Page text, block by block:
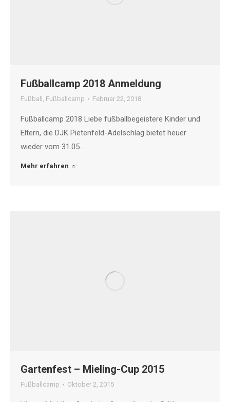
Fußballcamp 2018 Anmeldung
Fußball , Fußballcamp Februar 22, 2018
Fußballcamp 2018 Liebe fußballbegeistere Kinder und
Eltern, die DJK Pietenfeld-Adelschlag bietet heuer
wieder vom 31.05.…
Mehr erfahren
Gartenfest – Mieling-Cup 2015
Fußballcamp Oktober 2, 2015